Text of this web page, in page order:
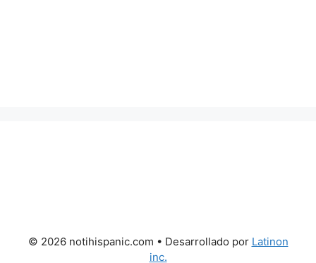
© 2026 notihispanic.com • Desarrollado por Latinon
inc.